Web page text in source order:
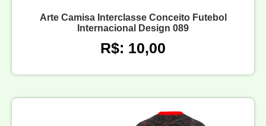
Arte Camisa Interclasse Conceito Futebol
Internacional Design 089
R$: 10,00